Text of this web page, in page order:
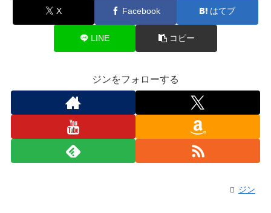
X Facebook はてブ
LINE コピー
ジンをフォローする
ジン